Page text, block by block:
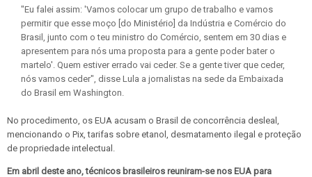
"Eu falei assim: 'Vamos colocar um grupo de trabalho e vamos
permitir que esse moço [do Ministério] da Indústria e Comércio do
Brasil, junto com o teu ministro do Comércio, sentem em 30 dias e
apresentem para nós uma proposta para a gente poder bater o
martelo'. Quem estiver errado vai ceder. Se a gente tiver que ceder,
nós vamos ceder", disse Lula a jornalistas na sede da Embaixada
do Brasil em Washington.
No procedimento, os EUA acusam o Brasil de concorrência desleal,
mencionando o Pix, tarifas sobre etanol, desmatamento ilegal e proteção
de propriedade intelectual.
Em abril deste ano, técnicos brasileiros reuniram-se nos EUA para